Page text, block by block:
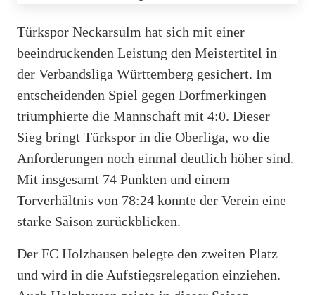
Türkspor Neckarsulm hat sich mit einer
beeindruckenden Leistung den Meistertitel in
der Verbandsliga Württemberg gesichert. Im
entscheidenden Spiel gegen Dorfmerkingen
triumphierte die Mannschaft mit 4:0. Dieser
Sieg bringt Türkspor in die Oberliga, wo die
Anforderungen noch einmal deutlich höher sind.
Mit insgesamt 74 Punkten und einem
Torverhältnis von 78:24 konnte der Verein eine
starke Saison zurückblicken.
Der FC Holzhausen belegte den zweiten Platz
und wird in die Aufstiegsrelegation einziehen.